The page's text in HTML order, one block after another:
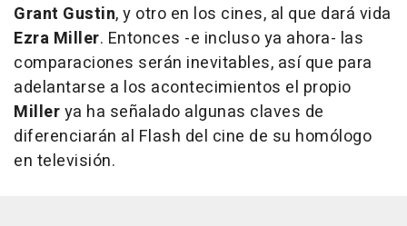
Grant Gustin, y otro en los cines, al que dará vida
Ezra Miller. Entonces -e incluso ya ahora- las
comparaciones serán inevitables, así que para
adelantarse a los acontecimientos el propio
Millerya ha señalado algunas claves de
diferenciarán al Flash del cine de su homólogo
en televisión.